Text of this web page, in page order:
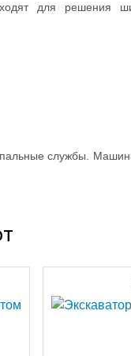
для решения
службы.